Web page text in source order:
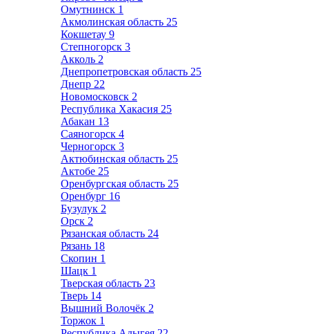
Омутнинск 1
Акмолинская область 25
Кокшетау 9
Степногорск 3
Акколь 2
Днепропетровская область 25
Днепр 22
Новомосковск 2
Республика Хакасия 25
Абакан 13
Саяногорск 4
Черногорск 3
Актюбинская область 25
Актобе 25
Оренбургская область 25
Оренбург 16
Бузулук 2
Орск 2
Рязанская область 24
Рязань 18
Скопин 1
Шацк 1
Тверская область 23
Тверь 14
Вышний Волочёк 2
Торжок 1